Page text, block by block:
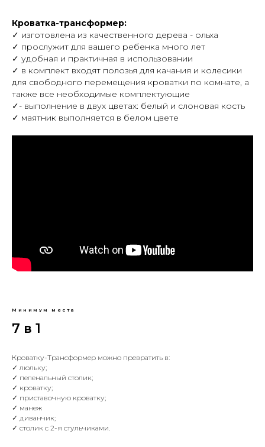
Кроватка-трансформер:
✓ изготовлена из качественного дерева - ольха
✓ прослужит для вашего ребенка много лет
✓ удобная и практичная в использовании
✓ в комплект входят полозья для качания и колесики
для свободного перемещения кроватки по комнате, а
также все необходимые комплектующие
✓- выполнение в двух цветах: белый и слоновая кость
✓ маятник выполняется в белом цвете
Минимум места
7 в 1
Кроватку-Трансформер можно превратить в:
✓ люльку;
✓ пеленальный столик;
✓ кроватку;
✓ приставочную кроватку;
✓ манеж
✓ диванчик;
✓ столик с 2-я стульчиками.